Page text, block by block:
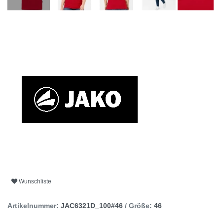
Wunschliste
Artikelnummer: JAC6321D_100#46 / Größe: 46